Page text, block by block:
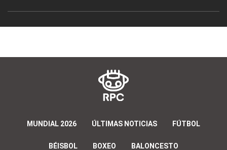
MUNDIAL 2026 ÚLTIMAS NOTICIAS FÚTBOL
BÉISBOL BOXEO BALONCESTO